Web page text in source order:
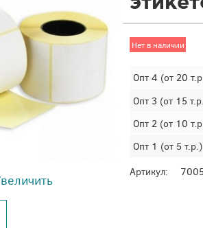
Нет в наличии
Опт 4 (от 20
Опт 3 (от 15
Опт 2(от 10
Опт 1 (от 5 т.р.)
Артикул: